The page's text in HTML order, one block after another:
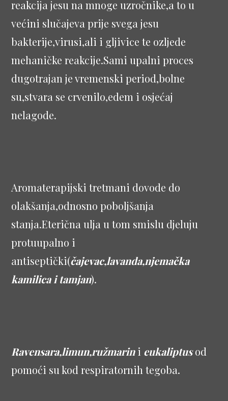
reakcija jesu na mnoge uzročnike,a to u
većini slučajeva prije svega jesu
bakterije,virusi,ali i gljivice te ozljede
mehaničke reakcije.Sami upalni proces
dugotrajan je vremenski period,bolne
su,stvara se crvenilo,edem i osjećaj
nelagode.
Aromaterapijski tretmani dovode do
olakšanja,odnosno poboljšanja
stanja.Eterična ulja u tom smislu djeluju
protuupalno i
antiseptički(čajevac,lavanda,njemačka
kamilica i tamjan).
Ravensara,limun,ružmarini eukaliptusod
pomoći su kod respiratornih tegoba.